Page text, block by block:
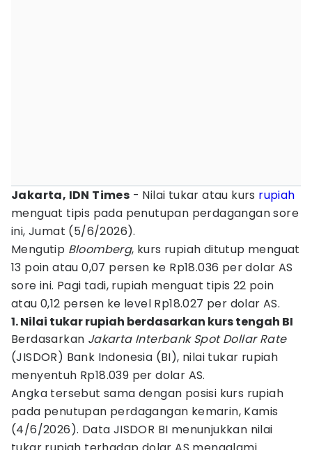
Jakarta, IDN Times - Nilai tukar atau kurs rupiah
menguat tipis pada penutupan perdagangan sore
ini, Jumat (5/6/2026).
Mengutip Bloomberg, kurs rupiah ditutup menguat
13 poin atau 0,07 persen ke Rp18.036 per dolar AS
sore ini. Pagi tadi, rupiah menguat tipis 22 poin
atau 0,12 persen ke level Rp18.027 per dolar AS.
1. Nilai tukar rupiah berdasarkan kurs tengah BI
Berdasarkan Jakarta Interbank Spot Dollar Rate
(JISDOR) Bank Indonesia (BI), nilai tukar rupiah
menyentuh Rp18.039 per dolar AS.
Angka tersebut sama dengan posisi kurs rupiah
pada penutupan perdagangan kemarin, Kamis
(4/6/2026). Data JISDOR BI menunjukkan nilai